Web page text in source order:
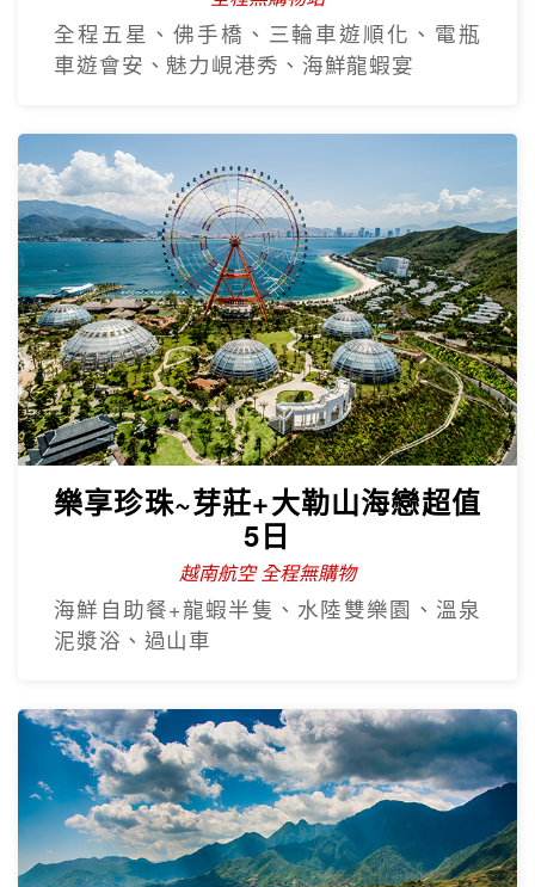
全程五星、佛手橋、三輪車遊順化、電瓶
車遊會安、魅力峴港秀、海鮮龍蝦宴
樂享珍珠~芽莊+大勒山海戀超值
5日
越南航空 全程無購物
海鮮自助餐+龍蝦半隻、水陸雙樂園、溫泉
泥漿浴、過山車